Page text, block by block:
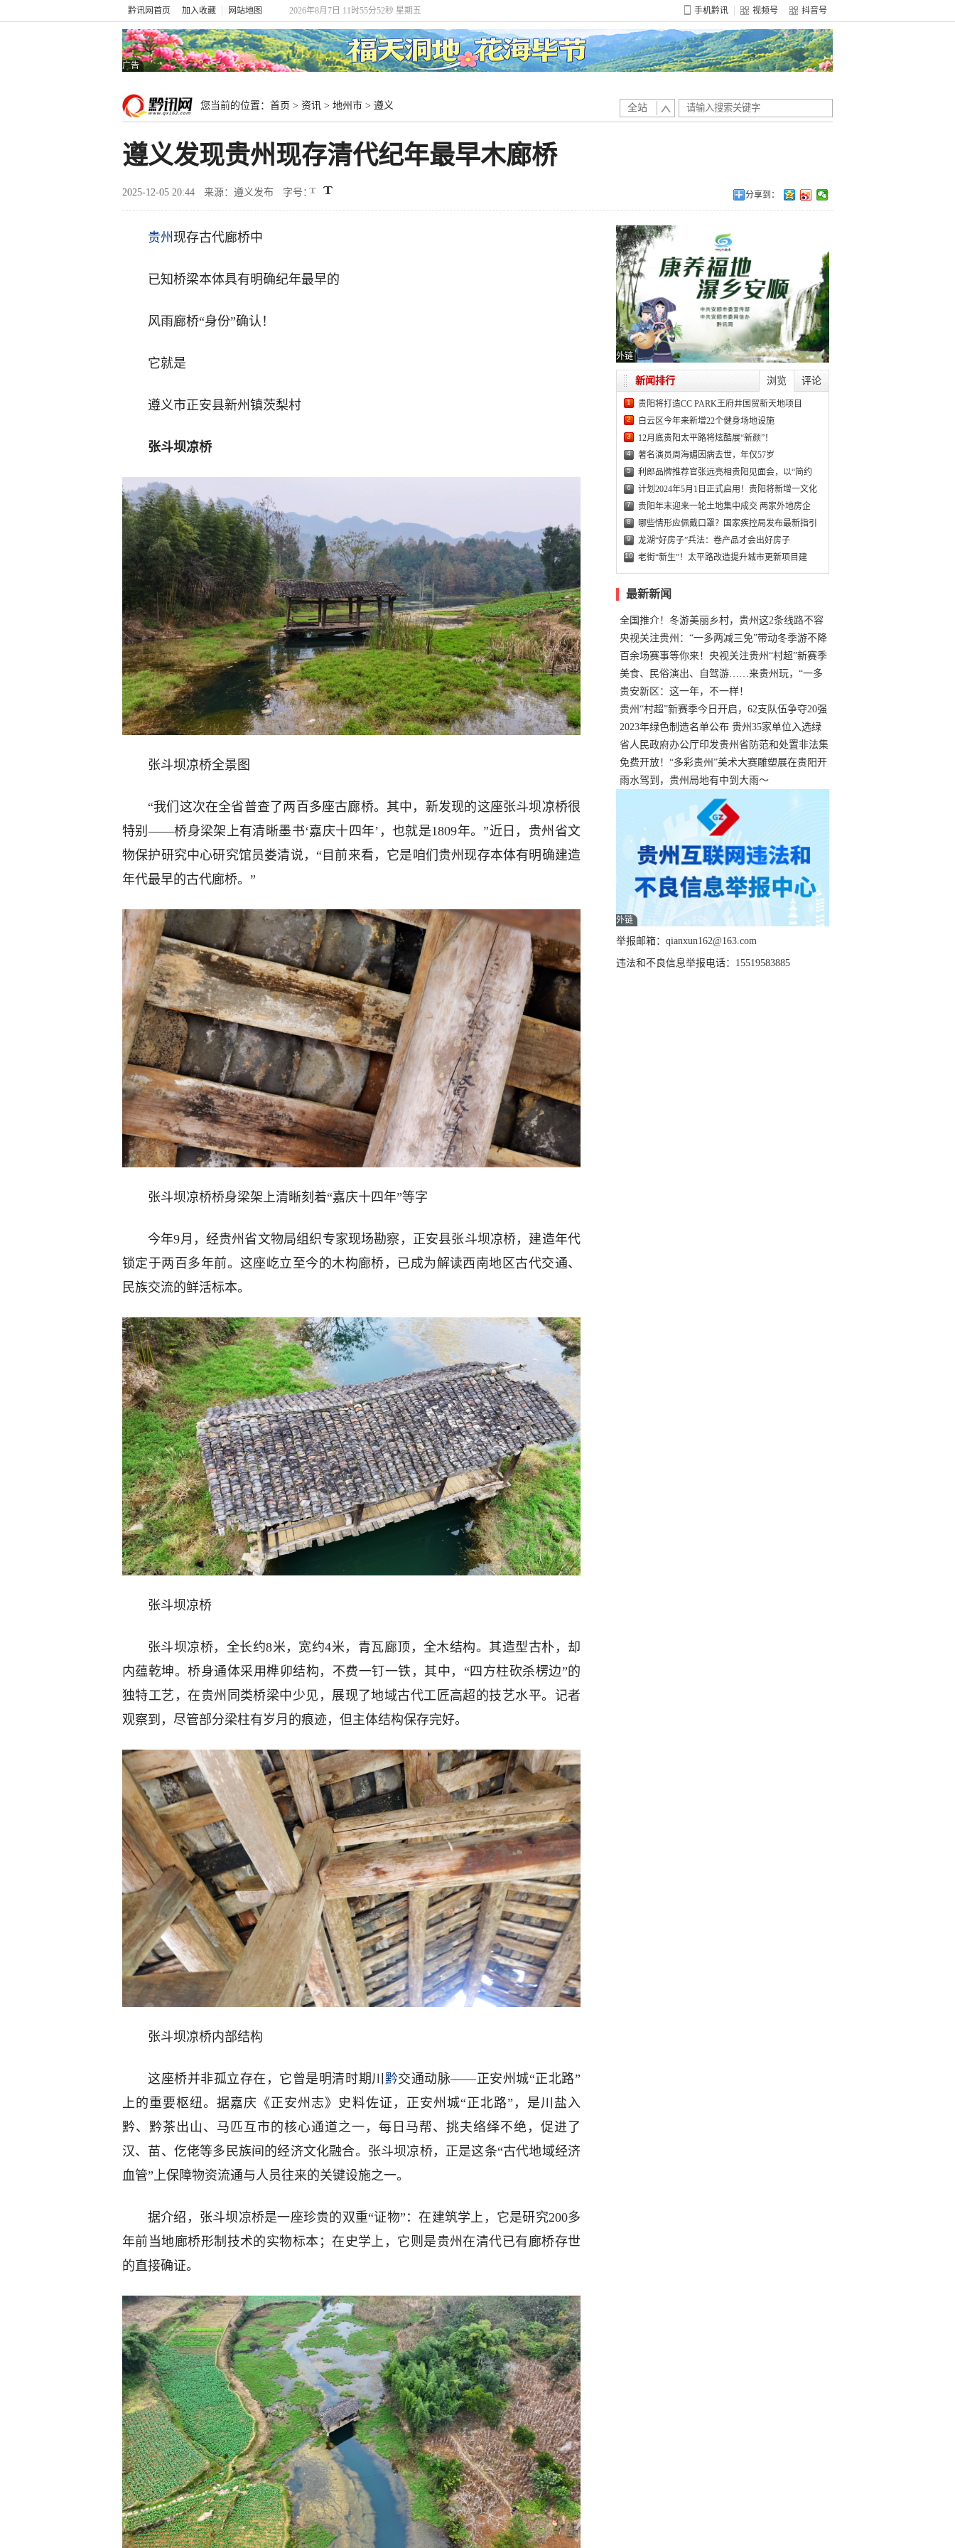
黔讯网首页 加入收藏 网站地图 2026年8月7日 11时55分53秒 星期五 手机黔讯 视频号 抖音号
广告
您当前的位置： 首页 > 资讯 > 地州市 > 遵义 全站
遵义发现贵州现存清代纪年最早木廊桥
2025-12-05 20:44 来源：遵义发布 字号： 分享到：
贵州 现存古代廊桥中
已知桥梁本体具有明确纪年最早的
风雨廊桥“身份”确认！
它就是
遵义市正安县新州镇茨梨村
张斗坝凉桥
张斗坝凉桥全景图
“我们这次在全省普查了两百多座古廊桥。其中，新发现的这座张斗坝凉桥很
特别——桥身梁架上有清晰墨书‘嘉庆十四年’，也就是1809年。”近日，贵州省文
物保护研究中心研究馆员娄清说，“目前来看，它是咱们贵州现存本体有明确建造
年代最早的古代廊桥。”
张斗坝凉桥桥身梁架上清晰刻着“嘉庆十四年”等字
今年9月，经贵州省文物局组织专家现场勘察，正安县张斗坝凉桥，建造年代
锁定于两百多年前。这座屹立至今的木构廊桥，已成为解读西南地区古代交通、
民族交流的鲜活标本。
张斗坝凉桥
张斗坝凉桥，全长约8米，宽约4米，青瓦廊顶，全木结构。其造型古朴，却
内蕴乾坤。桥身通体采用榫卯结构，不费一钉一铁，其中，“四方柱砍杀楞边”的
独特工艺，在贵州同类桥梁中少见，展现了地域古代工匠高超的技艺水平。记者
观察到，尽管部分梁柱有岁月的痕迹，但主体结构保存完好。
张斗坝凉桥内部结构
这座桥并非孤立存在，它曾是明清时期川 黔交通动脉——正安州城“正北路”
上的重要枢纽。据嘉庆《正安州志》史料佐证，正安州城“正北路”，是川盐入
黔、黔茶出山、马匹互市的核心通道之一，每日马帮、挑夫络绎不绝，促进了
汉、苗、仡佬等多民族间的经济文化融合。张斗坝凉桥，正是这条“古代地域经济
血管”上保障物资流通与人员往来的关键设施之一。
据介绍，张斗坝凉桥是一座珍贵的双重“证物”：在建筑学上，它是研究200多
年前当地廊桥形制技术的实物标本；在史学上，它则是贵州在清代已有廊桥存世
的直接确证。
外链
浏览 评论
新闻排行
1 贵阳将打造CC PARK王府井国贸新天地项目
2 白云区今年来新增22个健身场地设施
3 12月底贵阳太平路将炫酷展“新颜”！
4 著名演员周海媚因病去世，年仅57岁
5 利郎品牌推荐官张远亮相贵阳见面会，以“简约
6 计划2024年5月1日正式启用！贵阳将新增一文化
7 贵阳年末迎来一轮土地集中成交 两家外地房企
8 哪些情形应佩戴口罩？国家疾控局发布最新指引
9 龙湖“好房子”兵法：卷产品才会出好房子
10 老街“新生”！太平路改造提升城市更新项目建
最新新闻
全国推介！冬游美丽乡村，贵州这2条线路不容
错过
央视关注贵州：“一多两减三免”带动冬季游不降
温
百余场赛事等你来！央视关注贵州“村超”新赛季
正式“打响”
美食、民俗演出、自驾游……来贵州玩，“一多
两减三免”！
贵安新区：这一年，不一样！
贵州“村超”新赛季今日开启，62支队伍争夺20强
名额
2023年绿色制造名单公布 贵州35家单位入选绿
色工厂
省人民政府办公厅印发贵州省防范和处置非法集
资工作实施细则
免费开放！“多彩贵州”美术大赛雕塑展在贵阳开
展，持续至1月19日
雨水驾到，贵州局地有中到大雨～
外链
举报邮箱：qianxun162@163.com
违法和不良信息举报电话：15519583885